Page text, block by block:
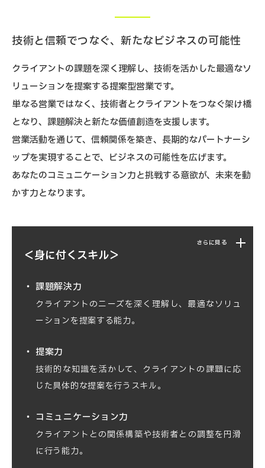
システムエンジニア
03 リード。
プロジェクトリーダー
Step
01
プロジェクトの スケジュール管理や リソー
ス配分を担当。
Step
02
全体の進行管理やクライアントとの交渉を行
い、事業を成功に導きます。
03 を主導。
01
技術的な核を担う。
Step 新しい技術や製品を生み出し、
Step
03
業界全体に影響を与える
Step
01
市場調査やデータ分析を通じ、
礎を学びます。
Step
02
新規事業やサービスの 企画・提案を行い、
プロジェクトを推進します。
技術と信頼でつなぐ、新たなビジネスの可能性
クライアントの課題を深く理解し、技術を活かした最適なソ
リューションを提案する提案型営業です。
単なる営業ではなく、技術者とクライアントをつなぐ架け橋
となり、課題解決と新たな価値創造を支援します。
営業活動を通じて、信頼関係を築き、長期的なパートナーシ
ップを実現することで、ビジネスの可能性を広げます。
あなたのコミュニケーション力と挑戦する意欲が、未来を動
かす力となります。
さらに見る
＜身に付くスキル＞
課題解決力
クライアントのニーズを深く理解し、最適なソリュ
ーションを提案する能力。
提案力
技術的な知識を活かして、クライアントの課題に応
じた具体的な提案を行うスキル。
コミュニケーション力
クライアントとの関係構築や技術者との調整を円滑
に行う能力。